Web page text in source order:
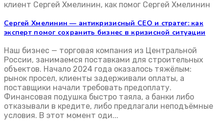
консультация Сергея
Сергей Хмелинин — антикризисный CEO и стратег: как
эксперт помог сохранить бизнес в кризисной ситуации
Наш бизнес — торговая компания из Центральной
России, занимаемся поставками для строительных
объектов. Начало 2024 года оказалось тяжёлым:
рынок просел, клиенты задерживали оплаты, а
поставщики начали требовать предоплату.
Финансовая подушка быстро таяла, а банки либо
отказывали в кредите, либо предлагали неподъёмные
условия. В этот момент оди...